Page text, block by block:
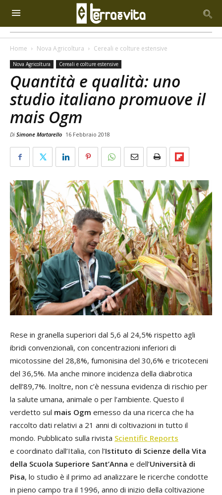
Home Nova Agricoltura Cereali e colture estensive
Nova Agricoltura Cereali e colture estensive
Quantità e qualità: uno
studio italiano promuove il
mais Ogm
Di Simone Martarello 16 Febbraio 2018
Rese in granella superiori dal 5,6 al 24,5% rispetto agli
ibridi convenzionali, con concentrazioni inferiori di
micotossine del 28,8%, fumonisina del 30,6% e tricoteceni
del 36,5%. Ma anche minore incidenza della diabrotica
dell’89,7%. Inoltre, non c’è nessuna evidenza di rischio per
la salute umana, animale o per l’ambiente. Questo il
verdetto sul mais Ogm emesso da una ricerca che ha
raccolto dati relativi a 21 anni di coltivazioni in tutto il
mondo. Pubblicato sulla rivista Scientific Reports
e coordinato dall’Italia, con l’Istituto di Scienze della Vita
della Scuola Superiore Sant’Anna e dell’Università di
Pisa, lo studio è il primo ad analizzare le ricerche condotte
in pieno campo tra il 1996, anno di inizio della coltivazione